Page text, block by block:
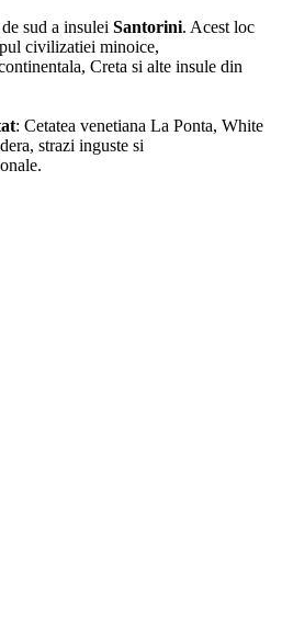
sud a insulei Santorini. Acest loc
civilizatiei minoice,
Creta si alte insule din
: Cetatea venetiana La Ponta, White
strazi inguste si